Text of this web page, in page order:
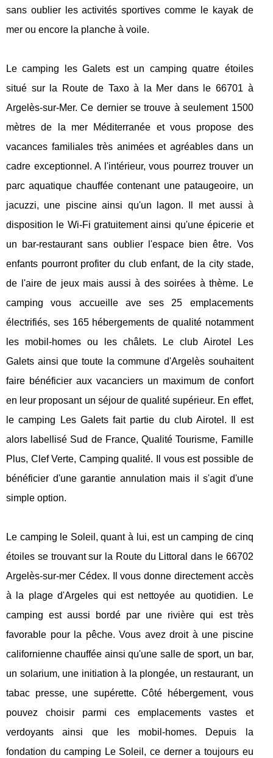
sans oublier les activités sportives comme le kayak de
mer ou encore la planche à voile.
Le camping les Galets est un camping quatre étoiles
situé sur la Route de Taxo à la Mer dans le 66701 à
Argelès-sur-Mer. Ce dernier se trouve à seulement 1500
mètres de la mer Méditerranée et vous propose des
vacances familiales très animées et agréables dans un
cadre exceptionnel. A l'intérieur, vous pourrez trouver un
parc aquatique chauffée contenant une pataugeoire, un
jacuzzi, une piscine ainsi qu'un lagon. Il met aussi à
disposition le Wi-Fi gratuitement ainsi qu'une épicerie et
un bar-restaurant sans oublier l'espace bien être. Vos
enfants pourront profiter du club enfant, de la city stade,
de l'aire de jeux mais aussi à des soirées à thème. Le
camping vous accueille ave ses 25 emplacements
électrifiés, ses 165 hébergements de qualité notamment
les mobil-homes ou les châlets. Le club Airotel Les
Galets ainsi que toute la commune d'Argelès souhaitent
faire bénéficier aux vacanciers un maximum de confort
en leur proposant un séjour de qualité supérieur. En effet,
le camping Les Galets fait partie du club Airotel. Il est
alors labellisé Sud de France, Qualité Tourisme, Famille
Plus, Clef Verte, Camping qualité. Il vous est possible de
bénéficier d'une garantie annulation mais il s'agit d'une
simple option.
Le camping le Soleil, quant à lui, est un camping de cinq
étoiles se trouvant sur la Route du Littoral dans le 66702
Argelès-sur-mer Cédex. Il vous donne directement accès
à la plage d'Argeles qui est nettoyée au quotidien. Le
camping est aussi bordé par une rivière qui est très
favorable pour la pêche. Vous avez droit à une piscine
californienne chauffée ainsi qu'une salle de sport, un bar,
un solarium, une initiation à la plongée, un restaurant, un
tabac presse, une supérette. Côté hébergement, vous
pouvez choisir parmi ces emplacements vastes et
verdoyants ainsi que les mobil-homes. Depuis la
fondation du camping Le Soleil, ce derner a toujours eu